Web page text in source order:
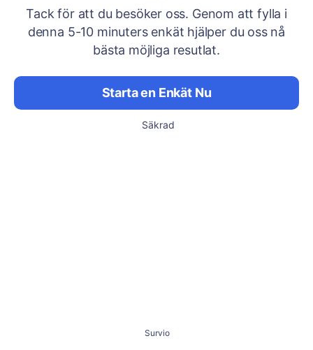
Tack för att du besöker oss. Genom att fylla i
denna 5-10 minuters enkät hjälper du oss nå
bästa möjliga resutlat.
Starta en Enkät Nu
Säkrad
Survio